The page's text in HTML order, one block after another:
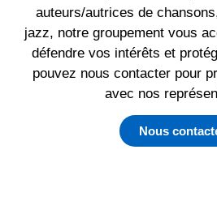
auteurs/autrices de c
jazz, notre groupement vous
défendre vos intérêts et
pouvez nous contacter pour
avec nos
Nous